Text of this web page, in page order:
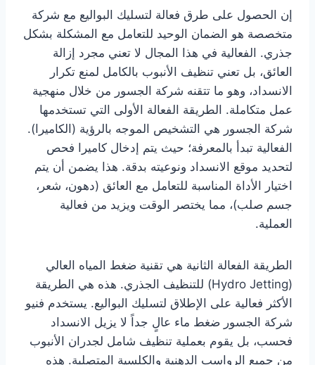
إن الحصول على طرق فعالة لتسليك البواليع مع شركة
متخصصة هو الضمان الوحيد للتعامل مع المشكلة بشكل
جذري. الفعالية في هذا المجال لا تعني مجرد إزالة
العائق، بل تعني تنظيف الأنبوب بالكامل لمنع تكرار
الانسداد، وهو ما تتقنه شركة الجسور من خلال منهجية
عمل متكاملة. الطريقة الفعالة الأولى التي تستخدمها
شركة الجسور هي التشخيص الموجه بالرؤية (الكاميرا).
الفعالية تبدأ بالمعرفة؛ حيث يتم إدخال كاميرا فحص
لتحديد موقع الانسداد ونوعيته بدقة. هذا يضمن أن يتم
اختيار الأداة المناسبة للتعامل مع العائق (دهون، شعر،
جسم صلب)، مما يختصر الوقت ويزيد من فعالية
العملية.
الطريقة الفعالة الثانية هي تقنية ضغط المياه العالي
(Hydro Jetting) للتنظيف الجذري. هذه هي الطريقة
الأكثر فعالية على الإطلاق لتسليك البواليع. يستخدم فنيو
شركة الجسور ضغط ماء عالٍ جداً لا يزيل الانسداد
فحسب، بل يقوم بعملية تنظيف شامل لجدران الأنبوب
من جميع الرواسب الدهنية والكلسية المتصلبة. هذه